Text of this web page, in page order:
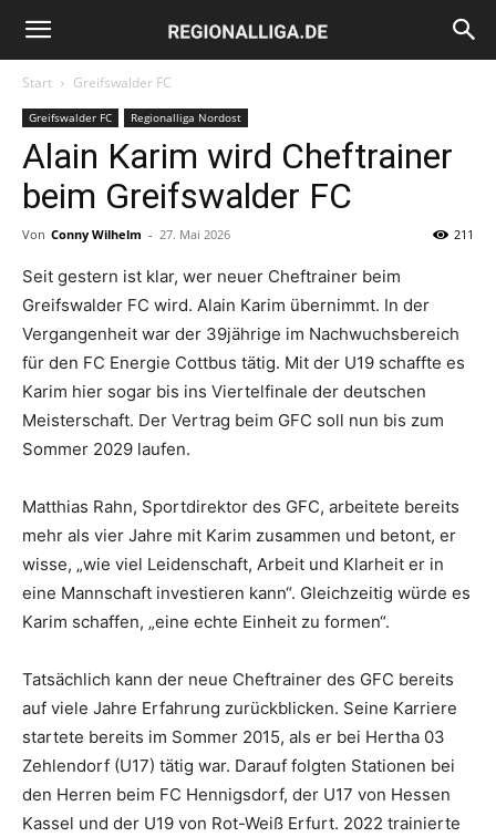
Regionalliga.de
Start Greifswalder FC
Greifswalder FC Regionalliga Nordost
Alain Karim wird Cheftrainer
beim Greifswalder FC
Von Conny Wilhelm - 27. Mai 2026 211
Seit gestern ist klar, wer neuer Cheftrainer beim
Greifswalder FC wird. Alain Karim übernimmt. In der
Vergangenheit war der 39jährige im Nachwuchsbereich
für den FC Energie Cottbus tätig. Mit der U19 schaffte es
Karim hier sogar bis ins Viertelfinale der deutschen
Meisterschaft. Der Vertrag beim GFC soll nun bis zum
Sommer 2029 laufen.
Matthias Rahn, Sportdirektor des GFC, arbeitete bereits
mehr als vier Jahre mit Karim zusammen und betont, er
wisse, „wie viel Leidenschaft, Arbeit und Klarheit er in
eine Mannschaft investieren kann“. Gleichzeitig würde es
Karim schaffen, „eine echte Einheit zu formen“.
Tatsächlich kann der neue Cheftrainer des GFC bereits
auf viele Jahre Erfahrung zurückblicken. Seine Karriere
startete bereits im Sommer 2015, als er bei Hertha 03
Zehlendorf (U17) tätig war. Darauf folgten Stationen bei
den Herren beim FC Hennigsdorf, der U17 von Hessen
Kassel und der U19 von Rot-Weiß Erfurt. 2022 trainierte